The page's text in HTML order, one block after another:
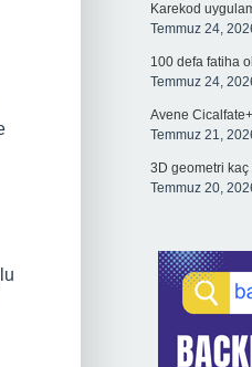
Karekod
Temmuz 24,
100 defa fatiha
Temmuz 24,
Avene
Temmuz 21,
3D geometri kaç
Temmuz 20,